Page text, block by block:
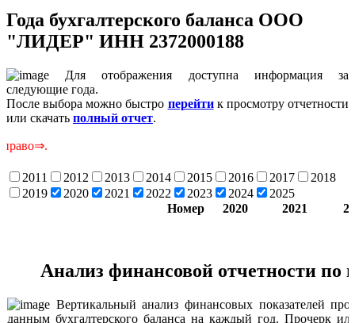
Года бухгалтерского баланса ООО
"ЛИДЕР" ИНН 2372000188
Для отображения доступна информация за
следующие года.
После выбора можно быстро перейтик просмотру отчетности
или скачать полный отчет.
2011 2012 2013 2014 2015 2016 2017
2018
2019
2020 2021 2022 2023 2024
2025
Номер
2020 2021
Анализ финансовой отчетности по
Вертикальный анализ финансовых показателей
данным бухгалтерского баланса на каждый год. Прочерк